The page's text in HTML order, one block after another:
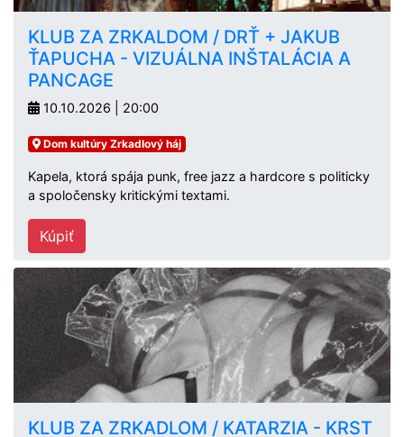
KLUB ZA ZRKALDOM / DRŤ + JAKUB
ŤAPUCHA - VIZUÁLNA INŠTALÁCIA A
PANCAGE
10.10.2026 | 20:00
Dom kultúry Zrkadlový háj
Kapela, ktorá spája punk, free jazz a hardcore s politicky
a spoločensky kritickými textami.
Kúpiť
KLUB ZA ZRKADLOM / KATARZIA - KRST